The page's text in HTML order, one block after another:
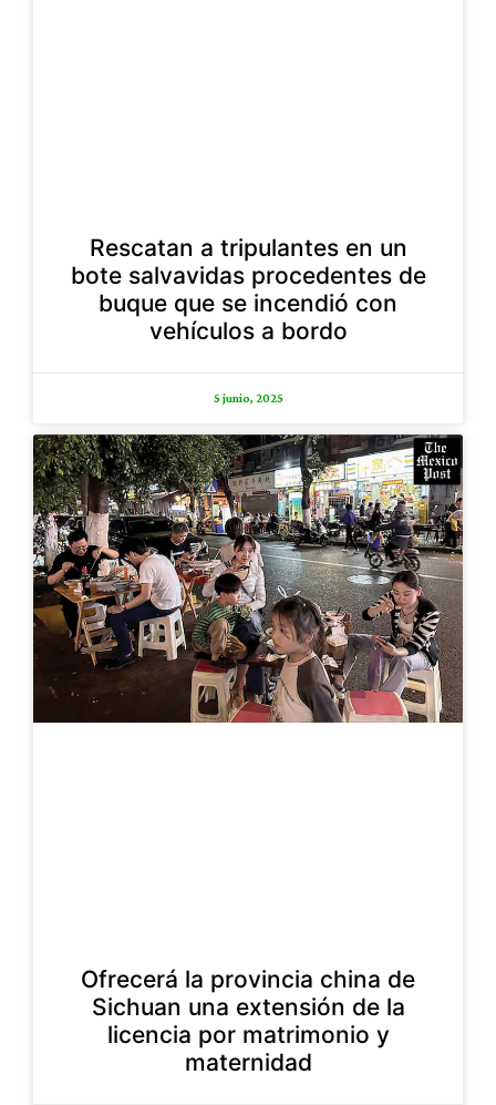
Rescatan a tripulantes en un
bote salvavidas procedentes de
buque que se incendió con
vehículos a bordo
5 junio, 2025
Ofrecerá la provincia china de
Sichuan una extensión de la
licencia por matrimonio y
maternidad